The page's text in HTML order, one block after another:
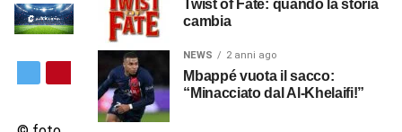
Twist of Fate: quando la storia
cambia
NEWS 2 anni ago
Mbappé vuota il sacco:
“Minacciato dal Al-Khelaifi!”